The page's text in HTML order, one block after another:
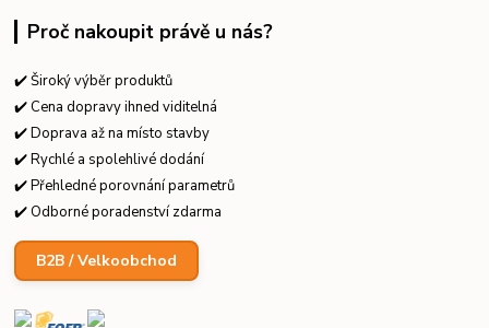
Proč nakoupit právě u nás?
✔️ Široký výběr produktů
✔️ Cena dopravy ihned viditelná
✔️ Doprava až na místo stavby
✔️ Rychlé a spolehlivé dodání
✔️ Přehledné porovnání parametrů
✔️ Odborné poradenství zdarma
B2B / Velkoobchod